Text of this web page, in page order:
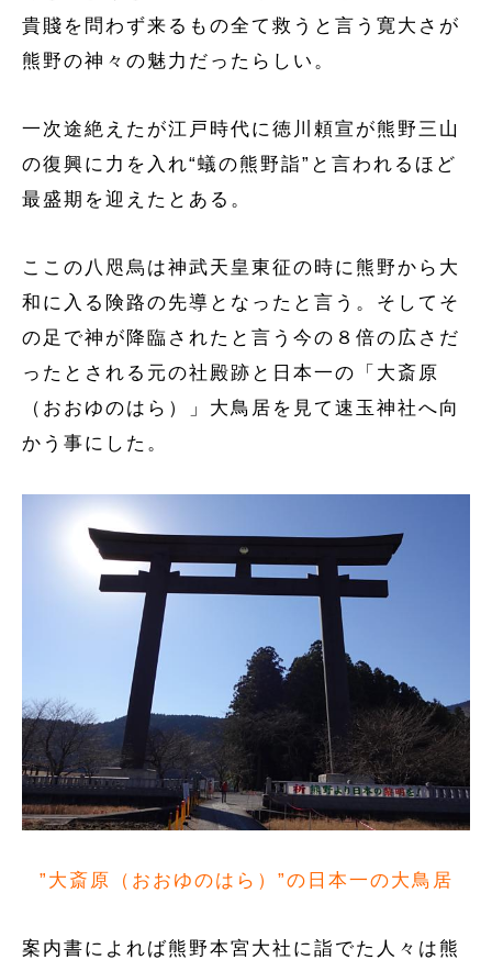
貴賤を問わず来るもの全て救うと言う寛大さが
熊野の神々の魅力だったらしい。
一次途絶えたが江戸時代に徳川頼宣が熊野三山
の復興に力を入れ“蟻の熊野詣”と言われるほど
最盛期を迎えたとある。
ここの八咫烏は神武天皇東征の時に熊野から大
和に入る険路の先導となったと言う。そしてそ
の足で神が降臨されたと言う今の８倍の広さだ
ったとされる元の社殿跡と日本一の「大斎原
（おおゆのはら）」大鳥居を見て速玉神社へ向
かう事にした。
”大斎原（おおゆのはら）”の日本一の大鳥居
案内書によれば熊野本宮大社に詣でた人々は熊